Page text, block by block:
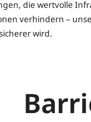
die wertvolle
verhindern –
wird.